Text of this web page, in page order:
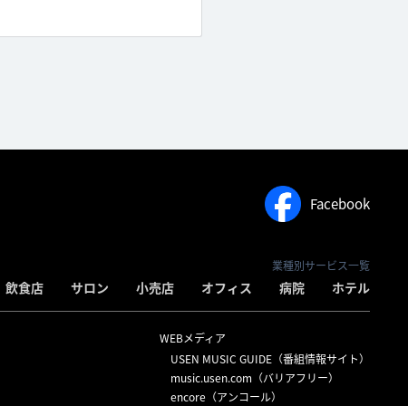
Facebook
業種別サービス一覧
飲食店 サロン 小売店 オフィス 病院 ホテル
WEBメディア
USEN MUSIC GUIDE（番組情報サイト）
music.usen.com（バリアフリー）
encore（アンコール）